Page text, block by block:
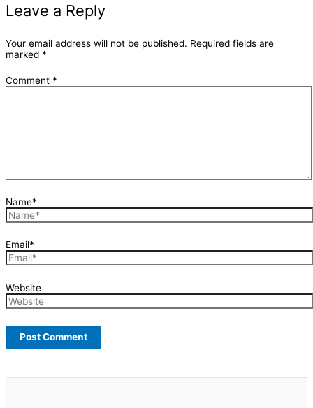
Leave a Reply
Your email address will not be published. Required fields are
marked *
Comment *
Name*
Email*
Website